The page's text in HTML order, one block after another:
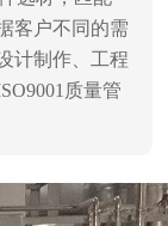
客户不同的需
计制作、工程
质量管